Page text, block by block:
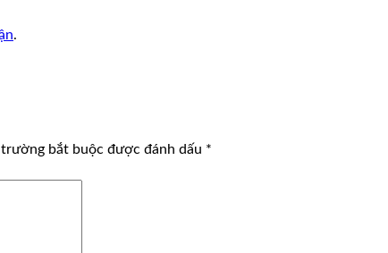
.
bắt buộc được đánh dấu *